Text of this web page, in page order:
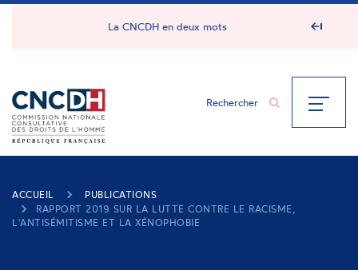
Panneau de gestion des cookies
La CNCDH en deux mots
ACCUEIL
PUBLICATIONS
RAPPORT 2019 SUR LA LUTTE CONTRE LE RACISME,
L'ANTISÉMITISME ET LA XÉNOPHOBIE